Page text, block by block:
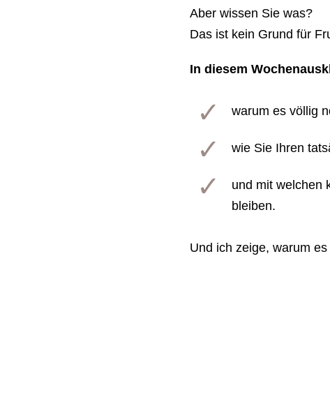
Aber wissen Sie was?
Das ist kein Grund für
In diesem
warum es völlig
wie Sie Ihren
und mit welchen
bleiben.
Und ich zeige, warum